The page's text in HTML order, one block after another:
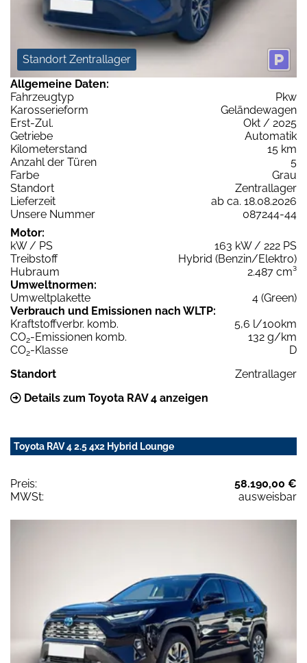
Standort Zentrallager
Allgemeine Daten:
Fahrzeugtyp
Pkw
Karosserieform
Geländewagen
Erst-Zul.
Okt / 2025
Getriebe
Automatik
Kilometerstand
15 km
Anzahl der Türen
5
Farbe
Grau
Standort
Zentrallager
Lieferzeit
ab ca. 18.08.2026
Unsere Nummer
087244-44
Motor:
kW / PS
163 kW / 222 PS
Treibstoff
Hybrid (Benzin/Elektro)
Hubraum
2.487 cm³
Umweltnormen:
Umweltplakette
4 (Green)
Verbrauch und Emissionen nach WLTP:
Kraftstoffverbr. komb.
5,6 l/100km
CO2-Emissionen komb.
132 g/km
CO2-Klasse
D
Standort
Zentrallager
Details zum Toyota RAV 4 anzeigen
Toyota RAV 4 2.5 4x2 Hybrid Lounge
Preis:
58.190,00 €
MWSt:
ausweisbar